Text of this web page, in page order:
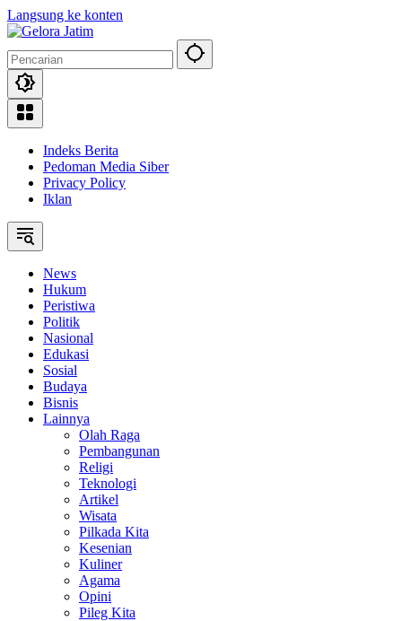
Langsung ke konten
Indeks Berita
Pedoman Media Siber
Privacy Policy
Iklan
News
Hukum
Peristiwa
Politik
Nasional
Edukasi
Sosial
Budaya
Bisnis
Lainnya
Olah Raga
Pembangunan
Religi
Teknologi
Artikel
Wisata
Pilkada Kita
Kesenian
Kuliner
Agama
Opini
Pileg Kita